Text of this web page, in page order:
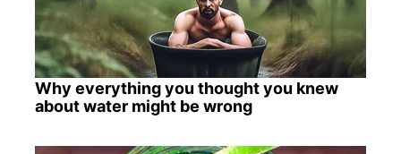
Why everything you thought you knew
about water might be wrong